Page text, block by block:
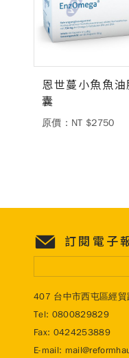
恩世蔓小魚魚油
囊
原價：NT $2750
訂閱電子
407 台中市西屯區經
Tel: 0800829829
Fax: 0424253889
E-mail: